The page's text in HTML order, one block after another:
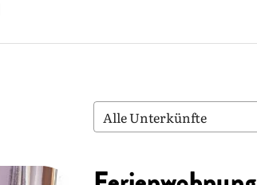
Alle Unterkünfte